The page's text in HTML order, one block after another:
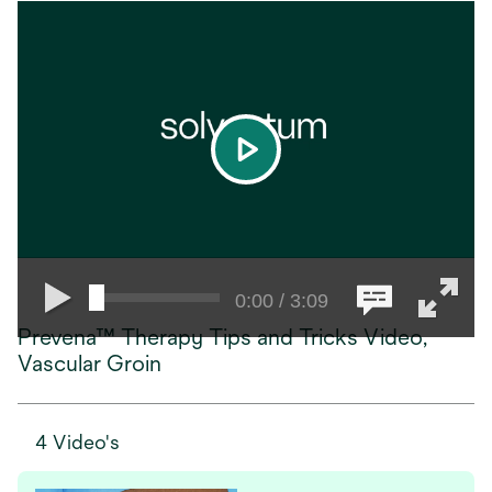
0:00 / 3:09
play
Prevena™ Therapy Tips and Tricks Video,
Vascular Groin
4 Video's